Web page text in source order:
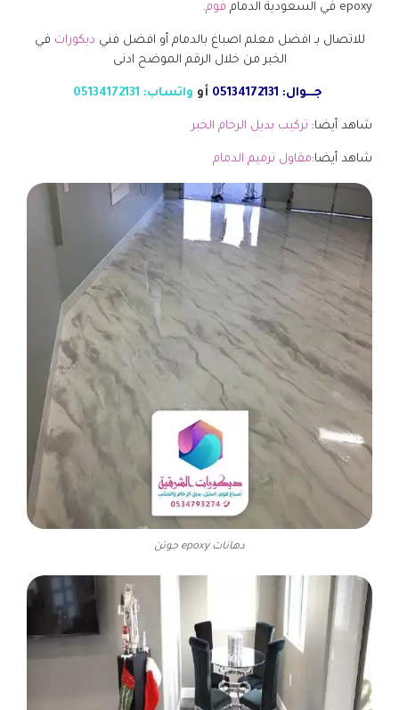
epoxy في السعودية الدمام
فوم.
للاتصال بـ افضل معلم اصباغ بالدمام أو افضل فني ديكورات في
الخبر من خلال الرقم الموضح ادنى
جـــوال: 05134172131 أو واتساب: 05134172131
شاهد أيضا: تركيب بديل الرخام الخبر
شاهد أيضا:مقاول ترميم الدمام
دهانات epoxy جوتن